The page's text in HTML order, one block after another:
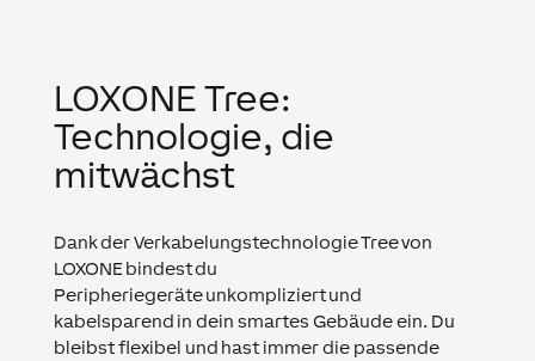
LOXONE Tree:
Technologie, die
mitwächst
Dank der Verkabelungstechnologie Tree von
LOXONE bindest du
Peripheriegeräte unkompliziert und
kabelsparend in dein smartes Gebäude ein. Du
bleibst flexibel und hast immer die passende